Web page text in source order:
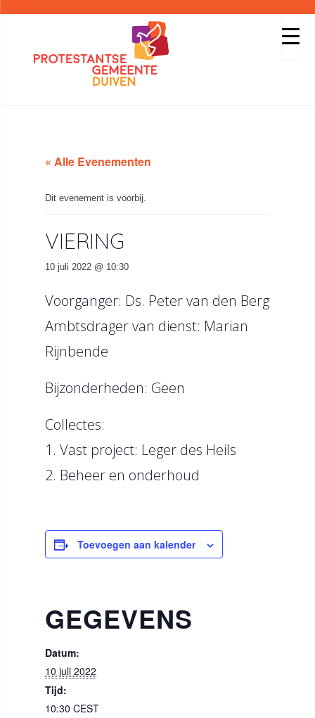
« Alle Evenementen
Dit evenement is voorbij.
VIERING
10 juli 2022 @ 10:30
Voorganger: Ds. Peter van den Berg
Ambtsdrager van dienst: Marian
Rijnbende
Bijzonderheden: Geen
Collectes:
1. Vast project: Leger des Heils
2. Beheer en onderhoud
Toevoegen aan kalender
GEGEVENS
Datum:
10 juli 2022
Tijd:
10:30 CEST